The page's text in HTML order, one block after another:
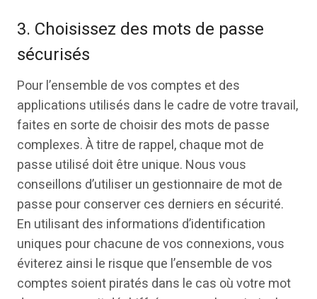
3. Choisissez des mots de passe
sécurisés
Pour l’ensemble de vos comptes et des
applications utilisés dans le cadre de votre travail,
faites en sorte de choisir des mots de passe
complexes. À titre de rappel, chaque mot de
passe utilisé doit être unique. Nous vous
conseillons d’utiliser un gestionnaire de mot de
passe pour conserver ces derniers en sécurité.
En utilisant des informations d’identification
uniques pour chacune de vos connexions, vous
éviterez ainsi le risque que l’ensemble de vos
comptes soient piratés dans le cas où votre mot